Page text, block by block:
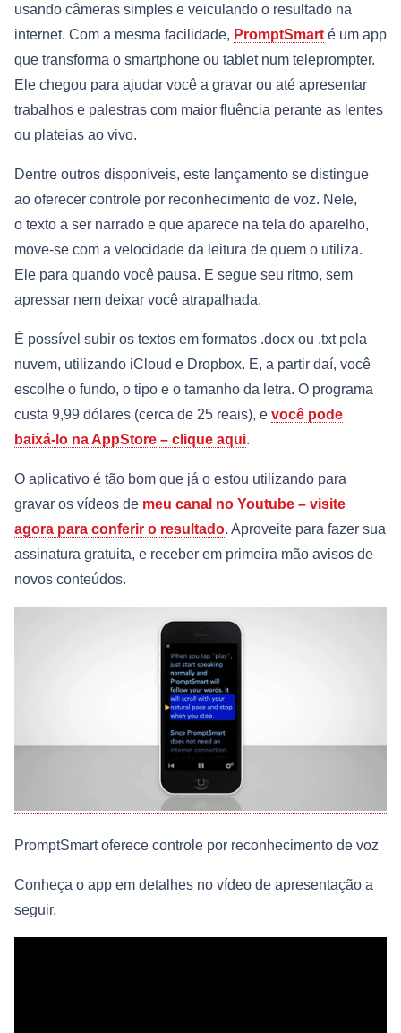
usando câmeras simples e veiculando o resultado na
internet. Com a mesma facilidade, PromptSmart é um app
que transforma o smartphone ou tablet num teleprompter.
Ele chegou para ajudar você a gravar ou até apresentar
trabalhos e palestras com maior fluência perante as lentes
ou plateias ao vivo.
Dentre outros disponíveis, este lançamento se distingue
ao oferecer controle por reconhecimento de voz. Nele,
o texto a ser narrado e que aparece na tela do aparelho,
move-se com a velocidade da leitura de quem o utiliza.
Ele para quando você pausa. E segue seu ritmo, sem
apressar nem deixar você atrapalhada.
É possível subir os textos em formatos .docx ou .txt pela
nuvem, utilizando iCloud e Dropbox. E, a partir daí, você
escolhe o fundo, o tipo e o tamanho da letra. O programa
custa 9,99 dólares (cerca de 25 reais), e você pode
baixá-lo na AppStore – clique aqui.
O aplicativo é tão bom que já o estou utilizando para
gravar os vídeos de meu canal no Youtube – visite
agora para conferir o resultado. Aproveite para fazer sua
assinatura gratuita, e receber em primeira mão avisos de
novos conteúdos.
PromptSmart oferece controle por reconhecimento de voz
Conheça o app em detalhes no vídeo de apresentação a
seguir.